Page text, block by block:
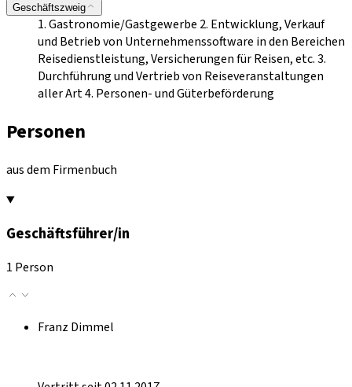
Geschäftszweig
1. Gastronomie/Gastgewerbe 2. Entwicklung, Verkauf
und Betrieb von Unternehmenssoftware in den Bereichen
Reisedienstleistung, Versicherungen für Reisen, etc. 3.
Durchführung und Vertrieb von Reiseveranstaltungen
aller Art 4. Personen- und Güterbeförderung
Personen
aus dem Firmenbuch
Geschäftsführer/in
1 Person
Franz Dimmel